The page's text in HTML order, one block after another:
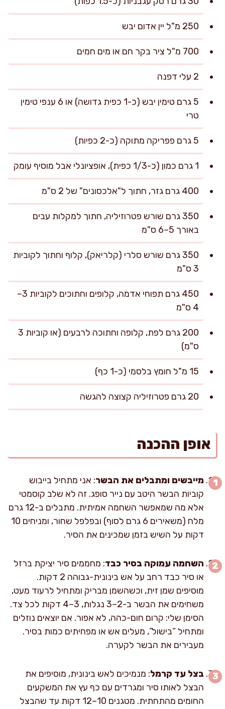
250 מ"ל יין אדום יבש
700 מ"ל ציר בקר חם או מים חמים
2 עלי דפנה
5 גרם טימין יבש (כ-1 כפית גדושה) או 6 ענפי טימין
טרי
5 גרם פפריקה מתוקה (כ-2 כפיות)
1 גרם כמון (כ-1/3 כפית), אופציונלי אבל מוסיף עומק
400 גרם גזר, חתוך ל"אלכסונים" של 2 ס"מ
350 גרם שורש פטרוזיליה, חתוך למקלות עבים
באורך 5–6 ס"מ
350 גרם שורש סלרי (קלריאק), קלוף וחתוך לקוביות
3 ס"מ
450 גרם תפוחי אדמה, קלופים וחתוכים לקוביות 3–
4 ס"מ
200 גרם לפת, קלופה וחתוכה לרבעים (או קוביות 3
ס"מ)
15 מ"ל חומץ בלסמי (כ-1 כף)
20 גרם פטרוזיליה קצוצה להגשה
אופן ההכנה
מייבשים ומתבלים את הבשר: אני מתחיל בייבוש
קוביות הבשר היטב עם נייר סופג. זה לא שלב קוסמטי
אלא מה שמאפשר השחמה אמיתית. מתבלים ב-12 גרם
מלח (משאירים 6 גרם לסוף) ובפלפל שחור, ומניחים 10
דקות על השיש בזמן שמכינים את הסיר.
השחמה עמוקה בסיר כבד: מחממים סיר יציקת ברזל
או סיר כבד רחב על אש בינונית-גבוהה 2 דקות.
מוסיפים שמן זית, וכשהשמן מבריק ומתחיל לרעוד מעט,
משחימים את הבשר ב-2–3 נגלות, 3–4 דקות לכל צד.
הסימן שלי: קרום חום-כהה, לא אפור. אם יוצאים נוזלים
ומתחיל “בישול”, מעלים אש או מפחיתים כמות בסיר.
מעבירים את הבשר לקערה.
בצל עד קרמל: מנמיכים לאש בינונית, מוסיפים את
הבצל לאותו סיר ומגרדים עם כף עץ את המשקעים
החומים מהתחתית. מטגנים 10–12 דקות עד שהבצל